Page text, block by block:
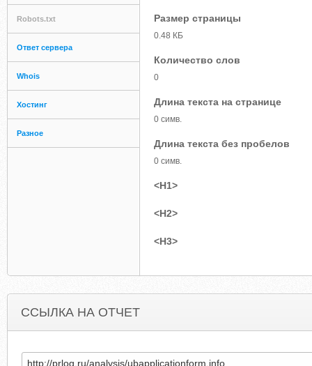
Robots.txt
Ответ сервера
Whois
Хостинг
Разное
Размер страницы
0.48 КБ
Количество слов
0
Длина текста на странице
0 симв.
Длина текста без пробелов
0 симв.
<H1>
<H2>
<H3>
ССЫЛКА НА ОТЧЕТ